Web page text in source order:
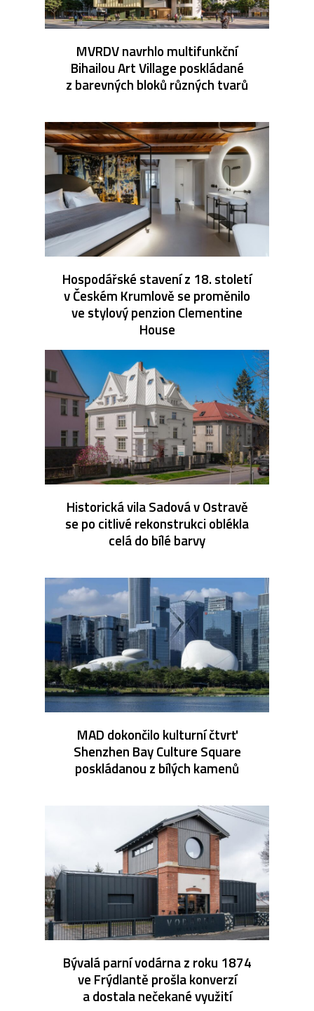
MVRDV navrhlo multifunkční
Bihailou Art Village poskládané
z barevných bloků různých tvarů
Hospodářské stavení z 18. století
v Českém Krumlově se proměnilo
ve stylový penzion Clementine
House
Historická vila Sadová v Ostravě
se po citlivé rekonstrukci oblékla
celá do bílé barvy
MAD dokončilo kulturní čtvrť
Shenzhen Bay Culture Square
poskládanou z bílých kamenů
Bývalá parní vodárna z roku 1874
ve Frýdlantě prošla konverzí
a dostala nečekané využití